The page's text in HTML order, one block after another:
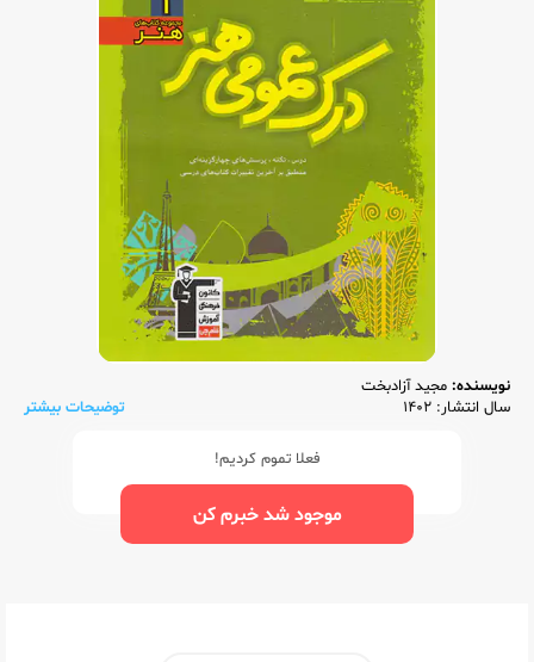
نویسنده: مجید آزادبخت
سال انتشار: 1402
توضیحات بیشتر
فعلا تموم کردیم!
موجود شد خبرم کن